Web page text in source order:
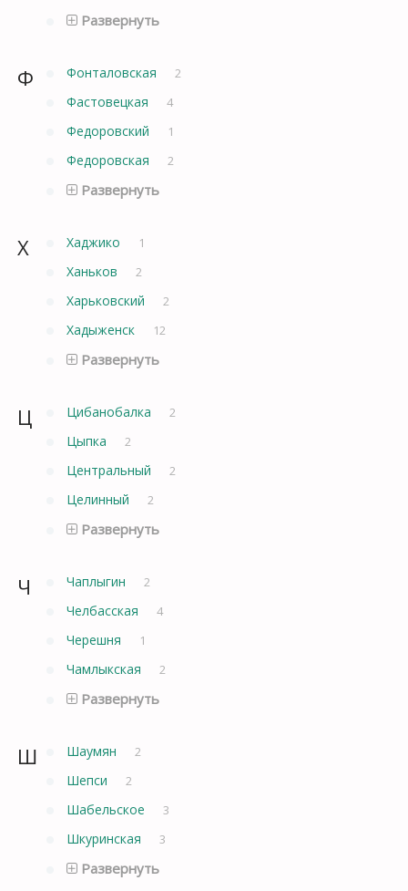
Развернуть
Ф Фонталовская 2
Фастовецкая 4
Федоровский 1
Федоровская 2
Развернуть
Х Хаджико 1
Ханьков 2
Харьковский 2
Хадыженск 12
Развернуть
Ц Цибанобалка 2
Цыпка 2
Центральный 2
Целинный 2
Развернуть
Ч Чаплыгин 2
Челбасская 4
Черешня 1
Чамлыкская 2
Развернуть
Ш Шаумян 2
Шепси 2
Шабельское 3
Шкуринская 3
Развернуть